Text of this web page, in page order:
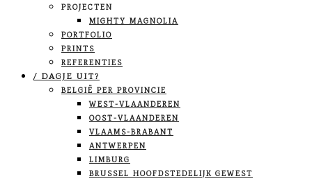
PROJECTEN
MIGHTY MAGNOLIA
PORTFOLIO
PRINTS
REFERENTIES
/ DAGJE UIT?
BELGIË PER PROVINCIE
WEST-VLAANDEREN
OOST-VLAANDEREN
VLAAMS-BRABANT
ANTWERPEN
LIMBURG
BRUSSEL HOOFDSTEDELIJK GEWEST